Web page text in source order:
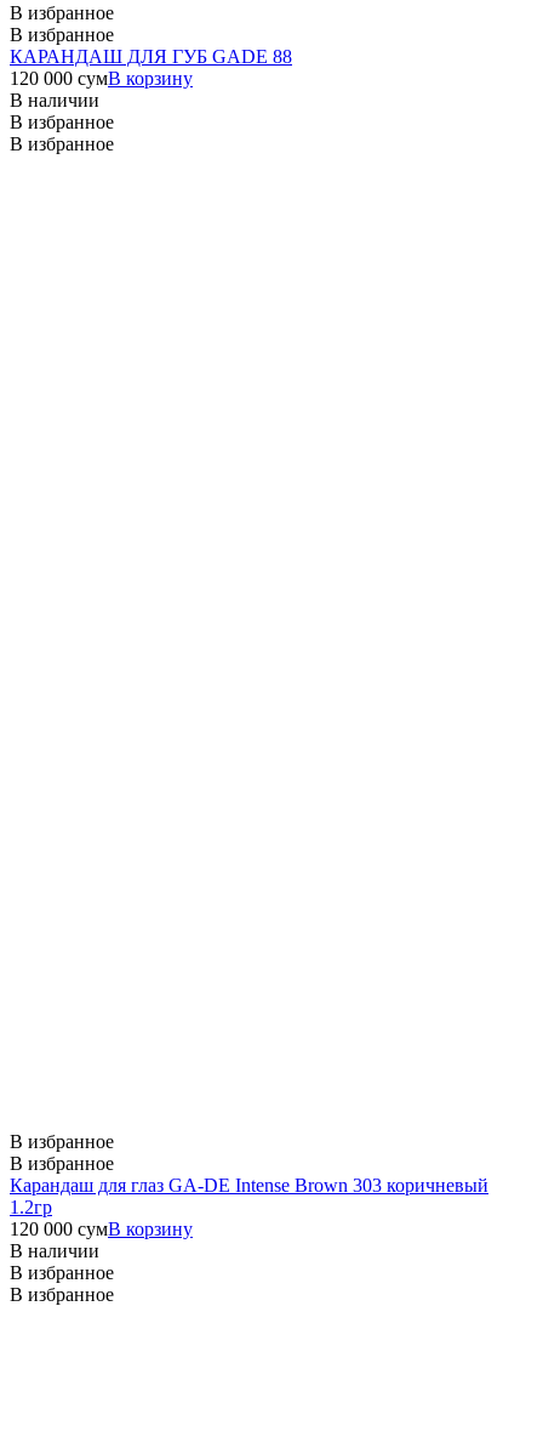
В избранное
В избранное
КАРАНДАШ ДЛЯ ГУБ GADE 88
120 000 сумВ корзину
В наличии
В избранное
В избранное
В избранное
В избранное
Карандаш для глаз GA-DE Intense Brown 303 коричневый
1.2гр
120 000 сумВ корзину
В наличии
В избранное
В избранное